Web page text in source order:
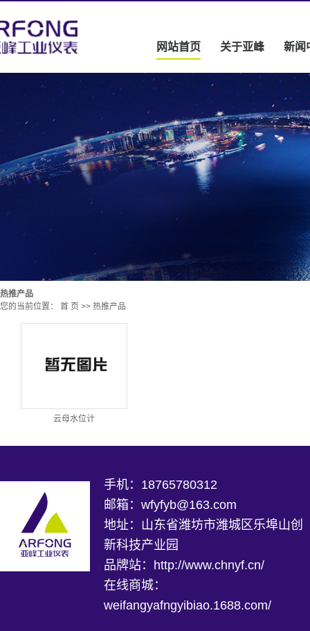
网站首页 关于亚峰 新闻
热推产品
您的当前位置： 首 页 >> 热推产品
云母水位计
手机：18765780312
邮箱：wfyfyb@163.com
地址：山东省潍坊市潍城区乐埠山创
新科技产业园
品牌站： http://www.chnyf.cn/
在线商城：
weifangyafngyibiao.1688.com/